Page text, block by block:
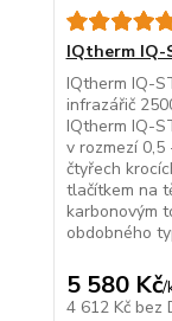
IQtherm IQ-
IQtherm IQ-
infrazářič
IQtherm IQ-
v rozmezí
čtyřech
tlačítkem na
karbonovým
obdobného
5 580 Kč/
4 612 Kč bez